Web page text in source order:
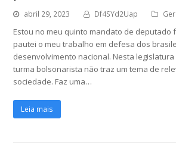
abril 29, 2023 Df4SYd2Uap
Estou no meu quinto mandato de deputado
pautei o meu trabalho em defesa dos
desenvolvimento nacional. Nesta
turma bolsonarista não traz um tema de
sociedade. Faz uma…
Leia mais